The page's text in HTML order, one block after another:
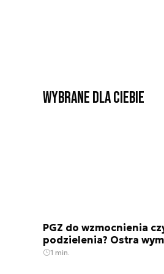
Wybrane dla Ciebie
PGZ do wzmocnienia
podzielenia? Ostra
1 min.